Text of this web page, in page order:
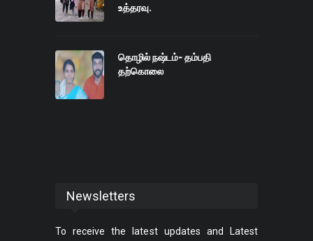
உத்தரவு.
தொழில் நஷ்டம்- தம்பதி
தற்கொலை
Newsletters
To receive the latest updates and Latest